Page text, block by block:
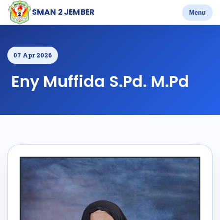
SMAN 2 JEMBER Menu
07 Apr 2026
Eny Muffida S.Pd. M.Pd